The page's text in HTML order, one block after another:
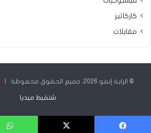
كاركاتير
مقابلات
© الراية إنفو 2026، جميع الحقوق محفوظة |
شنقيط ميديا